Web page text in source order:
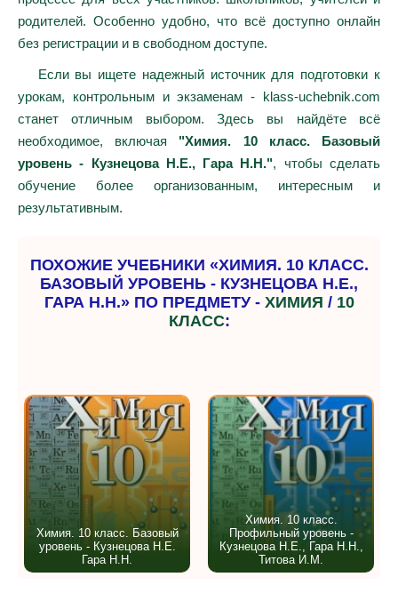
родителей. Особенно удобно, что всё доступно онлайн
без регистрации и в свободном доступе.
Если вы ищете надежный источник для подготовки к
урокам, контрольным и экзаменам - klass-uchebnik.com
станет отличным выбором. Здесь вы найдёте всё
необходимое, включая "Химия. 10 класс. Базовый
уровень - Кузнецова Н.Е., Гара Н.Н.", чтобы сделать
обучение более организованным, интересным и
результативным.
ПОХОЖИЕ УЧЕБНИКИ «ХИМИЯ. 10 КЛАСС.
БАЗОВЫЙ УРОВЕНЬ - КУЗНЕЦОВА Н.Е.,
ГАРА Н.Н.» ПО ПРЕДМЕТУ - ХИМИЯ / 10
КЛАСС:
Химия. 10 класс. Базовый
уровень - Кузнецова Н.Е.
Гара Н.Н.
Химия. 10 класс.
Профильный уровень -
Кузнецова Н.Е., Гара Н.Н.,
Титова И.М.